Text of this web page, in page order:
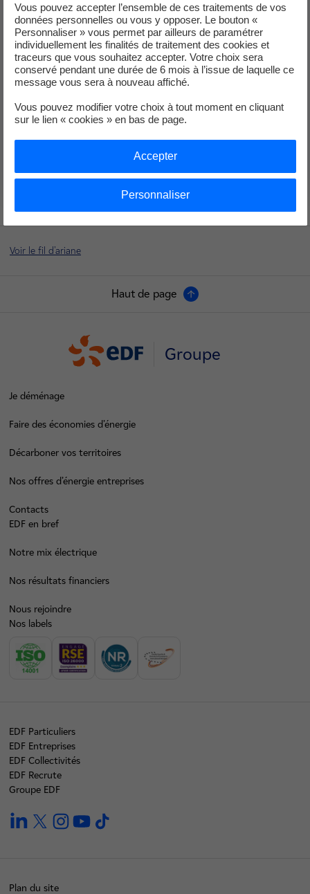
MW, la centrale permet d’approvisionner en
électricité plus de680 000 foyers français.
En 2016, la centrale a été inscrite au Guinness des
Records pour son rendement inégalé de 62,22 %
dans sa catégorie.
Visites scolaires et grand public - CCG Bouchain
Programme estival 2026 - CCG Bouchain
Voir le fil d'ariane
Haut de page
Groupe
Je déménage
Faire des économies d’énergie
Décarboner vos territoires
Nos offres d’énergie entreprises
Contacts
EDF en bref
Notre mix électrique
Nos résultats financiers
Nous rejoindre
Nos labels
EDF Particuliers
EDF Entreprises
EDF Collectivités
EDF Recrute
Groupe EDF
linkedintwitterinstagramyoutube
Plan du site
Vous pouvez accepter l’ensemble de ces traitements de vos
données personnelles ou vous y opposer. Le bouton «
Personnaliser » vous permet par ailleurs de paramétrer
individuellement les finalités de traitement des cookies et
traceurs que vous souhaitez accepter. Votre choix sera
conservé pendant une durée de 6 mois à l’issue de laquelle ce
message vous sera à nouveau affiché.
Vous pouvez modifier votre choix à tout moment en cliquant
sur le lien « cookies » en bas de page.
Personnaliser
Accepter